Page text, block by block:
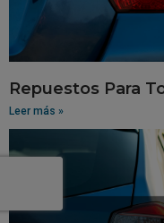
Repuestos Para
Leer más »